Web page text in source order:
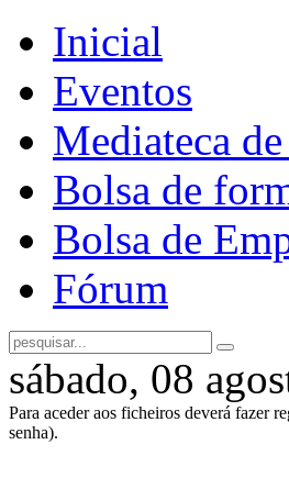
Inicial
Eventos
Mediateca
Bolsa de
Bolsa de
Fórum
sábado, 08
Para aceder aos ficheiros deverá fazer
senha).